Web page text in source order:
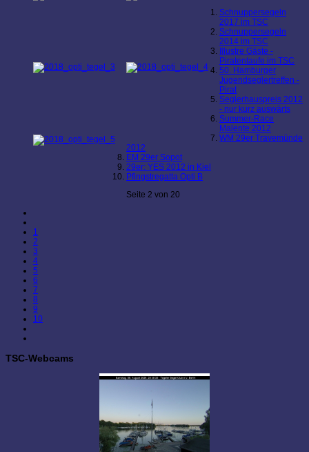
Schnuppersegeln
2017 im TSC
Schnuppersegeln
2014 im TSC
Illustre Gäste -
Piratentaufe im TSC
50. Hamburger
Jugendseglertreffen -
Pirat
Seglerhauspreis 2012
- nur kurz auswärts
Summer-Race
Malente 2012
WM 29er Travemünde
2012
EM 29er Sopot
29er: YES 2012 in Kiel
Pfingstregatta Opti B
Seite 2 von 20
1
2
3
4
5
6
7
8
9
10
TSC-Webcams